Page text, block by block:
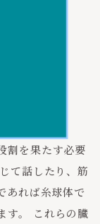
割を果たす必要
て話したり、筋
あれば糸球体で
す。 これらの臓